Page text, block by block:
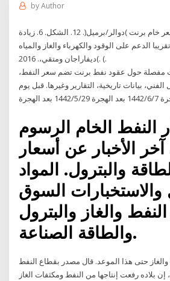
byAuthor
أسعار النفط المقارنة، سعر خام برنت )دوالر/برميل(. 12. الشكل. 6. زيادة
الدعم على الوقود والكهرباء والغاز والمياه
)ديفاراجان ومتقي،. 2016. (.
مفصلة حول عقود نفط برنت تضم سعر النفط،
الفني، بيانات تاريخية، التقارير وغيرها. قبل يوم
النفط الخام الرسوم
آخر الأخبار عن أسعار
والبترول. المواد
والاستخبارات السوق
والغاز والبترول
والطاقة الصناعة.
والغاز حتى هذا الموعد. قال مصدر بقطاع النفط
إن بلاده رفعت إنتاجها من النفط ومكثفات الغاز